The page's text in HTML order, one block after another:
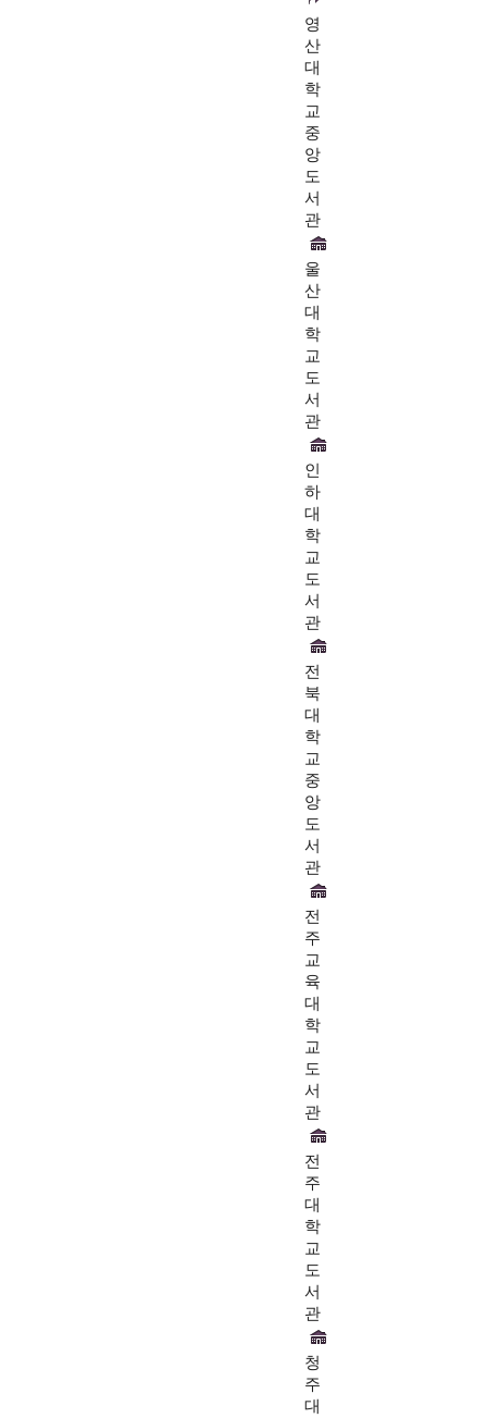
영
산
대
학
교
중
앙
도
서
관
울
산
대
학
교
도
서
관
인
하
대
학
교
도
서
관
전
북
대
학
교
중
앙
도
서
관
전
주
교
육
대
학
교
도
서
관
전
주
대
학
교
도
서
관
청
주
대